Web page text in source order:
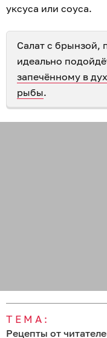
уксуса или соуса.
Салат с брынзой,
идеально
запечённому в
рыбы.
ТЕМА:
Рецепты от